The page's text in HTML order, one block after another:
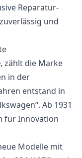
Reparatur-
und
, zählt die Marke
in der
entstand in
Ab 1931
für Innovation
Modelle mit